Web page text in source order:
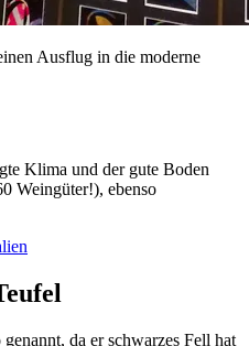
Ausflug in die moderne
Klima und der gute Boden
Weingüter!), ebenso
da er schwarzes Fell hat